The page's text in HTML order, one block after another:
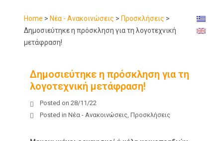
Home > Νέα - Ανακοινώσεις > Προσκλήσεις >
Δημοσιεύτηκε η πρόσκληση για τη λογοτεχνική
μετάφραση!
Δημοσιεύτηκε η πρόσκληση για τη
λογοτεχνική μετάφραση!
Posted on 28/11/22
Posted in Νέα - Ανακοινώσεις, Προσκλήσεις